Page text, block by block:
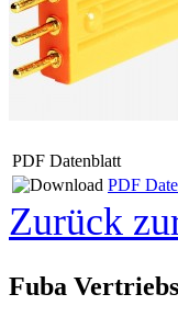
PDF Datenblatt
PDF
Zurück
Fuba